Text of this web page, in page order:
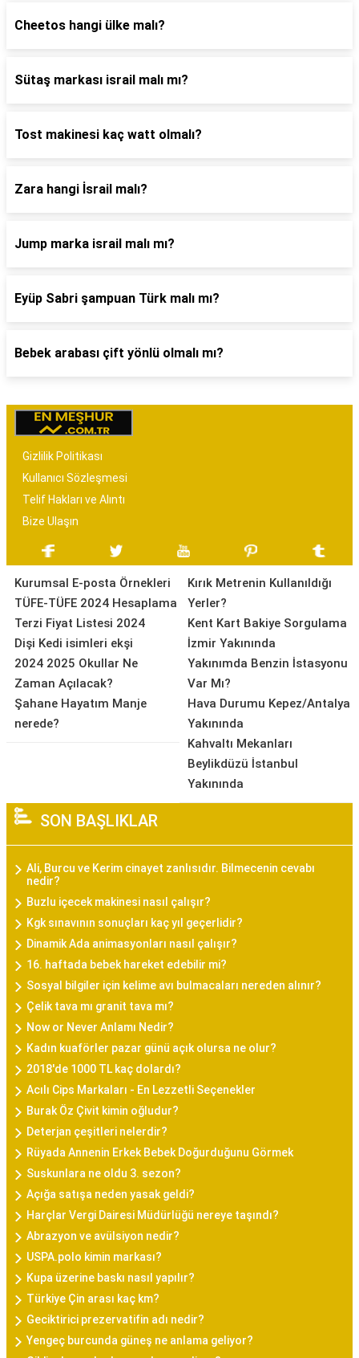
Cheetos hangi ülke malı?
Sütaş markası israil malı mı?
Tost makinesi kaç watt olmalı?
Zara hangi İsrail malı?
Jump marka israil malı mı?
Eyüp Sabri şampuan Türk malı mı?
Bebek arabası çift yönlü olmalı mı?
Gizlilik Politikası
Kullanıcı Sözleşmesi
Telif Hakları ve Alıntı
Bize Ulaşın
Kurumsal E-posta Örnekleri
TÜFE-TÜFE 2024 Hesaplama
Terzi Fiyat Listesi 2024
Dişi Kedi isimleri ekşi
2024 2025 Okullar Ne
Zaman Açılacak?
Şahane Hayatım Manje
nerede?
Kırık Metrenin Kullanıldığı
Yerler?
Kent Kart Bakiye Sorgulama
İzmir Yakınında
Yakınımda Benzin İstasyonu
Var Mı?
Hava Durumu Kepez/Antalya
Yakınında
Kahvaltı Mekanları
Beylikdüzü İstanbul
Yakınında
SON BAŞLIKLAR
Ali, Burcu ve Kerim cinayet zanlısıdır. Bilmecenin cevabı
nedir?
Buzlu içecek makinesi nasıl çalışır?
Kgk sınavının sonuçları kaç yıl geçerlidir?
Dinamik Ada animasyonları nasıl çalışır?
16. haftada bebek hareket edebilir mi?
Sosyal bilgiler için kelime avı bulmacaları nereden alınır?
Çelik tava mı granit tava mı?
Now or Never Anlamı Nedir?
Kadın kuaförler pazar günü açık olursa ne olur?
2018'de 1000 TL kaç dolardı?
Acılı Cips Markaları - En Lezzetli Seçenekler
Burak Öz Çivit kimin oğludur?
Deterjan çeşitleri nelerdir?
Rüyada Annenin Erkek Bebek Doğurduğunu Görmek
Suskunlara ne oldu 3. sezon?
Açığa satışa neden yasak geldi?
Harçlar Vergi Dairesi Müdürlüğü nereye taşındı?
Abrazyon ve avülsiyon nedir?
USPA.polo kimin markası?
Kupa üzerine baskı nasıl yapılır?
Türkiye Çin arası kaç km?
Geciktirici prezervatifin adı nedir?
Yengeç burcunda güneş ne anlama geliyor?